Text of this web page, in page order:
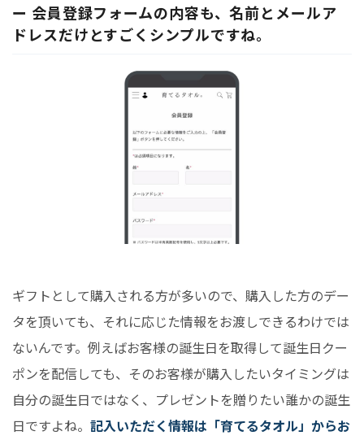
ー 会員登録フォームの内容も、名前とメールア
ドレスだけとすごくシンプルですね。
ギフトとして購入される方が多いので、購入した方のデー
タを頂いても、それに応じた情報をお渡しできるわけでは
ないんです。例えばお客様の誕生日を取得して誕生日クー
ポンを配信しても、そのお客様が購入したいタイミングは
自分の誕生日ではなく、プレゼントを贈りたい誰かの誕生
日ですよね。 記入いただく情報は「育てるタオル」からお